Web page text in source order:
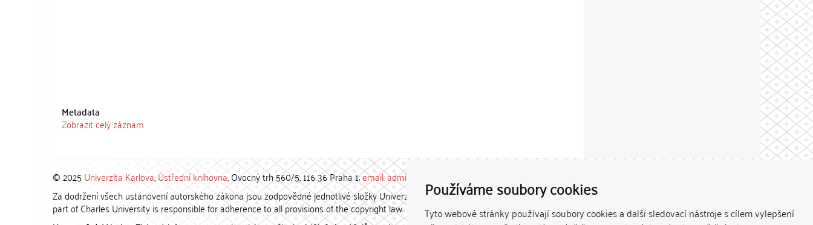
Používáme soubory cookies
Tyto webové stránky používají soubory cookies a další sledovací nástroje s cílem vylepšení
Metadata
Zobrazit celý záznam
© 2025 Univerzita Karlova,Ústřední knihovna, Ovocný trh 560/5, 116 36 Praha 1;email: admin-repozitar [at] cuni.cz
Za dodržení všech ustanovení autorského zákona jsou zodpovědné jednotlivé složky Univerzity Karlovy. / Each constituent
part of Charles University is responsible for adherence to all provisions of the copyright law.